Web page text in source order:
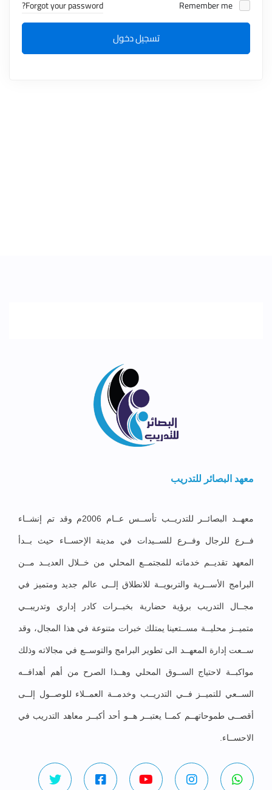
Forgot your password?
تسجيل دخول
معهد البصائر للتدريب
معهــد البصائــر للتدريــب تأســس عــام 2006م وقد تم إنشــاء
فــرع للرجال وفــرع للســيدات في مدينة الإحســاء حيث بــدأ
المعهد تقديــم خدماته للمجتمــع المحلي من خــلال العديــد مــن
البرامج الأســرية والتربويــة للانطلاق إلــى عالم جديد ومتميز في
مجــال التدريب برؤية حضارية بخبــرات كادر إداري وتدريبــي
متميــز محليــة مســتعينا يمتلك خبرات متنوعة في هذا المجال، وقد
ســعت إدارة المعهــد الى تطوير البرامج والتوســع في مجالاته وذلك
مواكبــة لاحتياج الســوق المحلي وهــذا الصرح من أهم أهدافــه
الســعي للتميــز فــي التدريــب وخدمــة العمــلاء للوصــول إلــى
أقصــى طموحاتهــم كمــا يعتبــر هــو أحد أكبــر معاهد التدريب في
الاحســاء.